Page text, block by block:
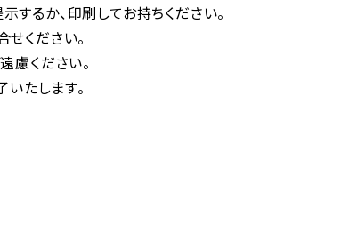
るか、印刷してお持ちください。
ください。
慮ください。
たします。